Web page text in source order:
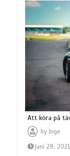
Att köra på
byInge
juni 28, 2021